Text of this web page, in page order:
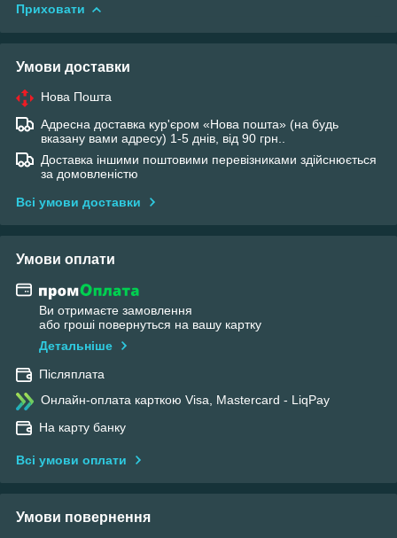
Приховати
Умови доставки
Нова Пошта
Адресна доставка кур'єром «Нова пошта» (на будь
вказану вами адресу) 1-5 днів, від 90 грн..
Доставка іншими поштовими перевізниками здійснюється
за домовленістю
Всі умови доставки
Умови оплати
Ви отримаєте замовлення
або гроші повернуться на вашу картку
Детальніше
Післяплата
Онлайн-оплата карткою Visa, Mastercard - LiqPay
На карту банку
Всі умови оплати
Умови повернення